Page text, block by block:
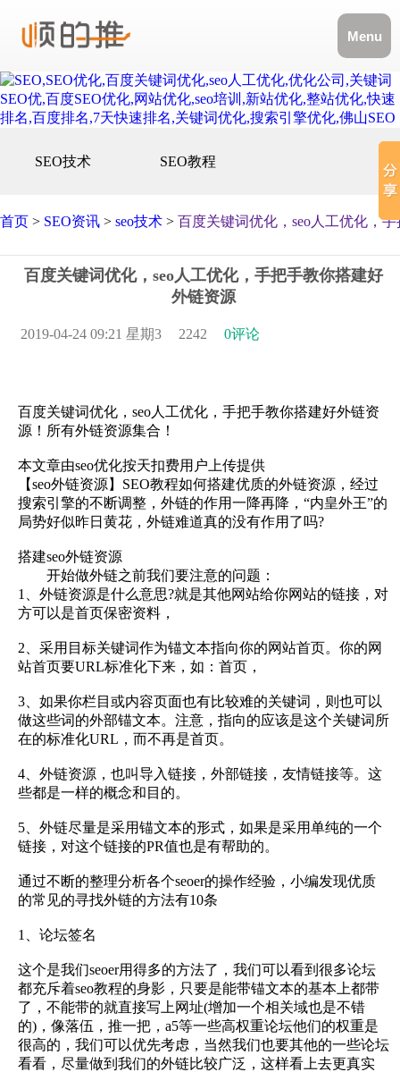
Menu
SEO技术 SEO教程
首页 > SEO资讯 > seo技术 > 百度关键词优化，seo人工优化，
百度关键词优化，seo人工优化，手把手教你搭建好
外链资源
2019-04-24 09:21 星期3 2242 0评论
百度关键词优化，seo人工优化，手把手教你搭建好外链资
源！所有外链资源集合！
本文章由seo优化按天扣费用户上传提供
【seo外链资源】SEO教程如何搭建优质的外链资源，经过
搜索引擎的不断调整，外链的作用一降再降，“内皇外王”的
局势好似昨日黄花，外链难道真的没有作用了吗?
搭建seo外链资源
开始做外链之前我们要注意的问题：
1、外链资源是什么意思?就是其他网站给你网站的链接，对
方可以是首页保密资料，
2、采用目标关键词作为锚文本指向你的网站首页。你的网
站首页要URL标准化下来，如：首页，
3、如果你栏目或内容页面也有比较难的关键词，则也可以
做这些词的外部锚文本。注意，指向的应该是这个关键词所
在的标准化URL，而不再是首页。
4、外链资源，也叫导入链接，外部链接，友情链接等。这
些都是一样的概念和目的。
5、外链尽量是采用锚文本的形式，如果是采用单纯的一个
链接，对这个链接的PR值也是有帮助的。
通过不断的整理分析各个seoer的操作经验，小编发现优质
的常见的寻找外链的方法有10条
1、论坛签名
这个是我们seoer用得多的方法了，我们可以看到很多论坛
都充斥着seo教程的身影，只要是能带锚文本的基本上都带
了，不能带的就直接写上网址(增加一个相关域也是不错
的)，像落伍，推一把，a5等一些高权重论坛他们的权重是
很高的，我们可以优先考虑，当然我们也要其他的一些论坛
看看，尽量做到我们的外链比较广泛，这样看上去更真实